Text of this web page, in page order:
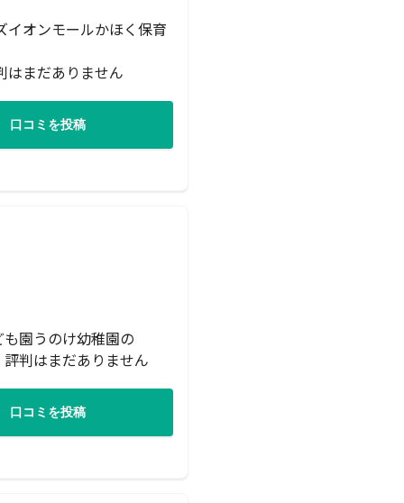
イオンモールかほく保育
はまだありません
口コミを投稿
園うのけ幼稚園の
判はまだありません
口コミを投稿